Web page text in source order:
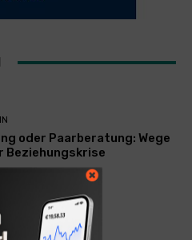
oder Paarberatung: Wege
Beziehungskrise